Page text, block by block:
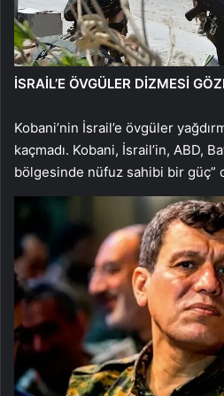
İSRAİL’E ÖVGÜLER DİZMESİ
Kobani’nin İsrail’e övgüler
kaçmadı. Kobani, İsrail’in, ABD,
bölgesinde nüfuz sahibi bir güç”